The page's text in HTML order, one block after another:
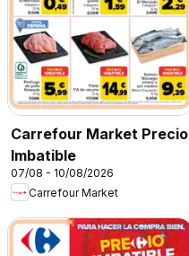
Carrefour Market Precio
Imbatible
07/08 - 10/08/2026
Carrefour Market